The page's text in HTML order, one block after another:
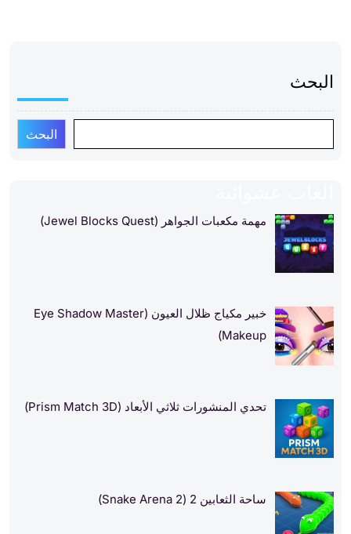
البحث
البحث
مهمة مكعبات الجواهر (Jewel Blocks Quest)
خبير مكياج ظلال العيون (Eye Shadow Master
Makeup)
تحدي المنشورات ثلاثي الأبعاد (Prism Match 3D)
ساحة الثعابين 2 (Snake Arena 2)